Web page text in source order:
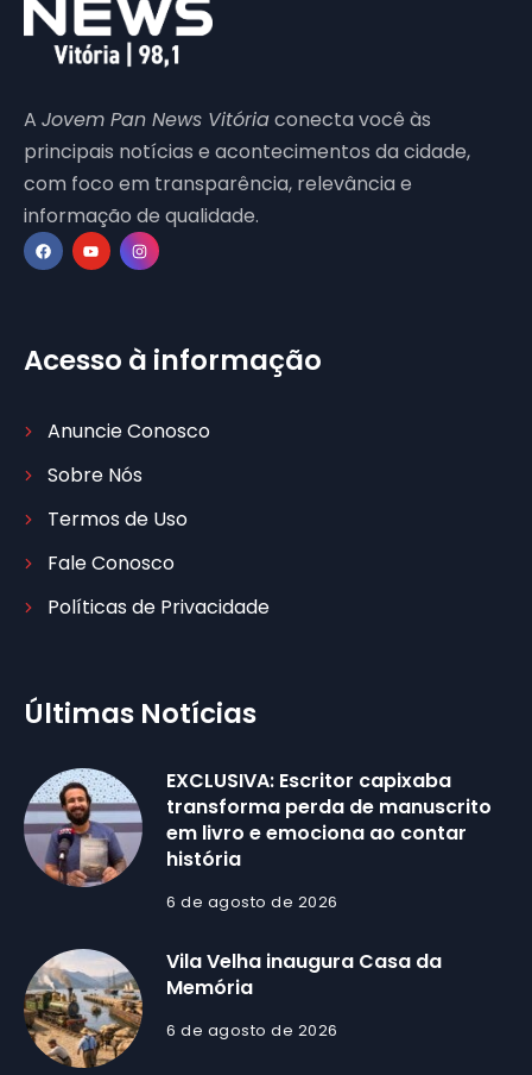
A Jovem Pan News Vitóriaconecta você às
principais notícias e acontecimentos da cidade,
com foco em transparência, relevância e
informação de qualidade.
Acesso à informação
Anuncie Conosco
Sobre Nós
Termos de Uso
Fale Conosco
Políticas de Privacidade
Últimas Notícias
EXCLUSIVA: Escritor capixaba
transforma perda de manuscrito
em livro e emociona ao contar
história
6 de agosto de 2026
Vila Velha inaugura Casa da
Memória
6 de agosto de 2026